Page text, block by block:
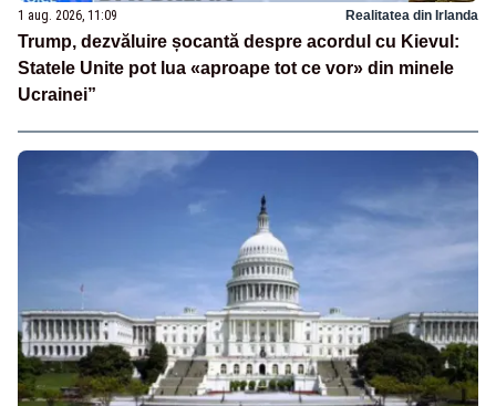
1 aug. 2026, 11:09 Realitatea din Irlanda
Trump, dezvăluire șocantă despre acordul cu Kievul:
Statele Unite pot lua «aproape tot ce vor» din minele
Ucrainei”